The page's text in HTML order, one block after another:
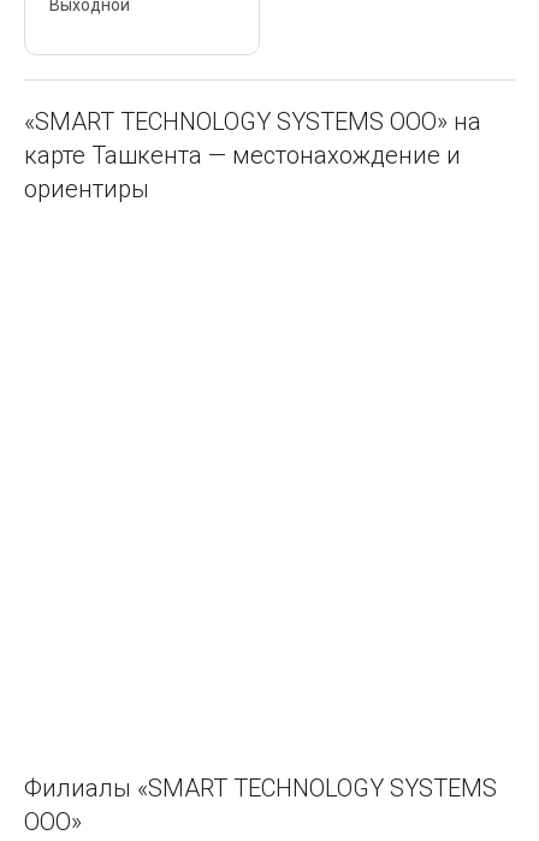
Выходной
«SMART TECHNOLOGY SYSTEMS ООО» на
карте Ташкента — местонахождение и
ориентиры
Филиалы «SMART TECHNOLOGY SYSTEMS
ООО»